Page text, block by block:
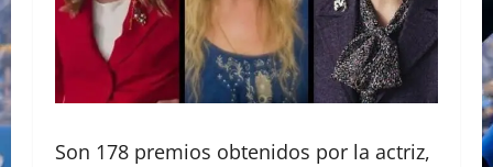
Son 178 premios obtenidos por la actriz,